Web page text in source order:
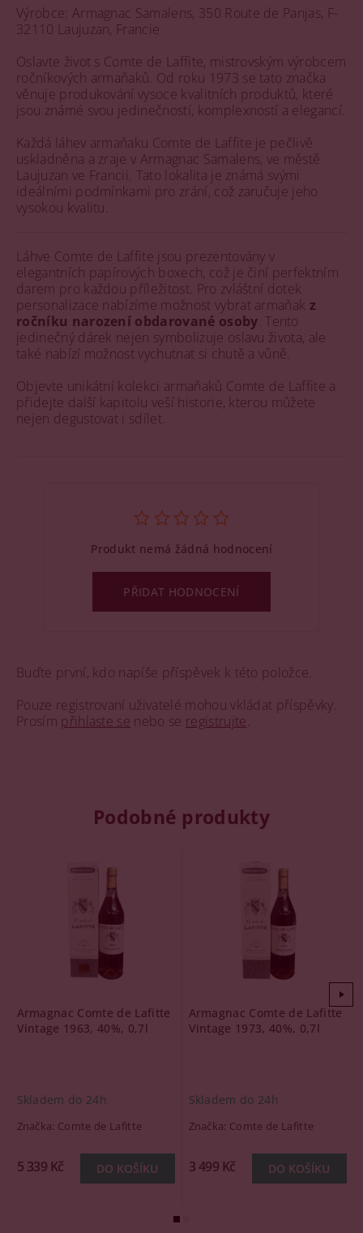
Výrobce: Armagnac Samalens, 350 Route de Panjas, F-
32110 Laujuzan, Francie
Oslavte život s Comte de Laffite, mistrovským výrobcem
ročníkových armaňaků. Od roku 1973 se tato značka
věnuje produkování vysoce kvalitních produktů, které
jsou známé svou jedinečností, komplexností a elegancí.
Každá láhev armaňaku Comte de Laffite je pečlivě
uskladněna a zraje v Armagnac Samalens, ve městě
Laujuzan ve Francii. Tato lokalita je známá svými
ideálními podmínkami pro zrání, což zaručuje jeho
vysokou kvalitu.
Láhve Comte de Laffite jsou prezentovány v
elegantních papírových boxech, což je činí perfektním
darem pro každou příležitost. Pro zvláštní dotek
personalizace nabízíme možnost vybrat armaňak z
ročníku narození obdarované osoby . Tento
jedinečný dárek nejen symbolizuje oslavu života, ale
také nabízí možnost vychutnat si chutě a vůně.
Objevte unikátní kolekci armaňaků Comte de Laffite a
přidejte další kapitolu veší historie, kterou můžete
nejen degustovat i sdílet.
Buďte první, kdo napíše příspěvek k této položce.
Pouze registrovaní uživatelé mohou vkládat příspěvky.
Prosím přihlaste se nebo se registrujte
Produkt nemá žádná hodnocení
PŘIDAT HODNOCENÍ
Podobné produkty
Armagnac Comte de Lafitte
Vintage 1963, 40%, 0,7l
Skladem do 24h
Značka: Comte de Lafitte
5 339 Kč
Armagnac Comte de Lafitte
Vintage 1973, 40%, 0,7l
Skladem do 24h
Značka: Comte de Lafitte
3 499 Kč